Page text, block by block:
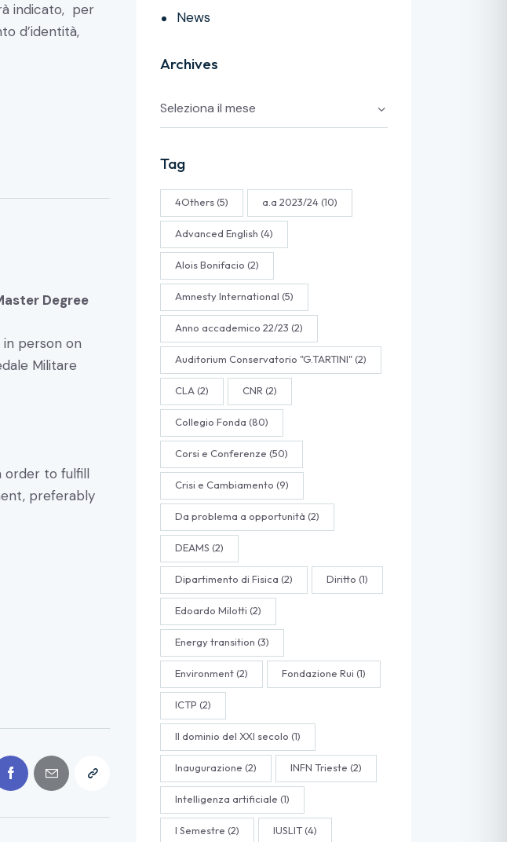
indicato, per
d’identità,
Degree
person on
Militare
order to fulfill
preferably
News
Archives
Tag
4Others(5) a.a 2023/24(10)
Advanced English (4)
Alois Bonifacio (2)
Amnesty International (5)
Anno accademico 22/23 (2)
Auditorium Conservatorio "G.TARTINI"(2)
CLA(2) CNR(2)
Collegio Fonda (80)
Corsi e Conferenze (50)
Crisi e Cambiamento (9)
Da problema a opportunità (2)
DEAMS (2)
Dipartimento di Fisica (2) Diritto (1)
Edoardo Milotti (2)
Energy transition (3)
Environment(2) Fondazione Rui (1)
ICTP (2)
Il dominio del XXI secolo (1)
Inaugurazione (2) INFN Trieste (2)
Intelligenza artificiale (1)
I Semestre (2) IUSLIT(4)